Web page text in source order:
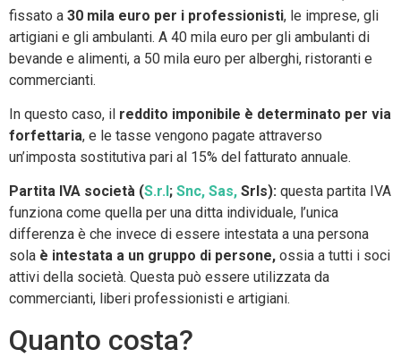
fissato a 30 mila euro per i professionisti, le imprese, gli
artigiani e gli ambulanti. A 40 mila euro per gli ambulanti di
bevande e alimenti, a 50 mila euro per alberghi, ristoranti e
commercianti.
In questo caso, il reddito imponibile è determinato per via
forfettaria, e le tasse vengono pagate attraverso
un’imposta sostitutiva pari al 15% del fatturato annuale.
Partita IVA società (S.r.l ; Snc, Sas, Srls): questa partita IVA
funziona come quella per una ditta individuale, l’unica
differenza è che invece di essere intestata a una persona
sola è intestata a un gruppo di persone, ossia a tutti i soci
attivi della società. Questa può essere utilizzata da
commercianti, liberi professionisti e artigiani.
Quanto costa?